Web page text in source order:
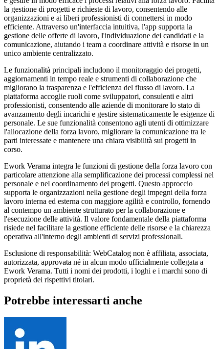
la gestione di progetti e richieste di lavoro, consentendo alle
organizzazioni e ai liberi professionisti di connettersi in modo
efficiente. Attraverso un'interfaccia intuitiva, l'app supporta la
gestione delle offerte di lavoro, l'individuazione dei candidati e la
comunicazione, aiutando i team a coordinare attività e risorse in un
unico ambiente centralizzato.
Le funzionalità principali includono il monitoraggio dei progetti,
aggiornamenti in tempo reale e strumenti di collaborazione che
migliorano la trasparenza e l'efficienza del flusso di lavoro. La
piattaforma accoglie ruoli come sviluppatori, consulenti e altri
professionisti, consentendo alle aziende di monitorare lo stato di
avanzamento degli incarichi e gestire sistematicamente le esigenze di
personale. Le sue funzionalità consentono agli utenti di ottimizzare
l'allocazione della forza lavoro, migliorare la comunicazione tra le
parti interessate e mantenere una chiara visibilità sui progetti in
corso.
Ework Verama integra le funzioni di gestione della forza lavoro con
particolare attenzione alla semplificazione dei processi complessi nel
personale e nel coordinamento dei progetti. Questo approccio
supporta le organizzazioni nella gestione degli impegni della forza
lavoro interna ed esterna con maggiore agilità e controllo, fornendo
al contempo un ambiente strutturato per la collaborazione e
l'esecuzione delle attività. Il valore fondamentale della piattaforma
risiede nel facilitare la gestione efficiente delle risorse e la chiarezza
operativa all'interno degli ambienti di servizi professionali.
Esclusione di responsabilità: WebCatalog non è affiliata, associata,
autorizzata, approvata né in alcun modo ufficialmente collegata a
Ework Verama. Tutti i nomi dei prodotti, i loghi e i marchi sono di
proprietà dei rispettivi titolari.
Potrebbe interessarti anche